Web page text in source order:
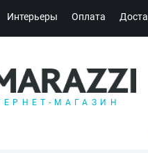
Интерьеры Оплата
МАГАЗИН